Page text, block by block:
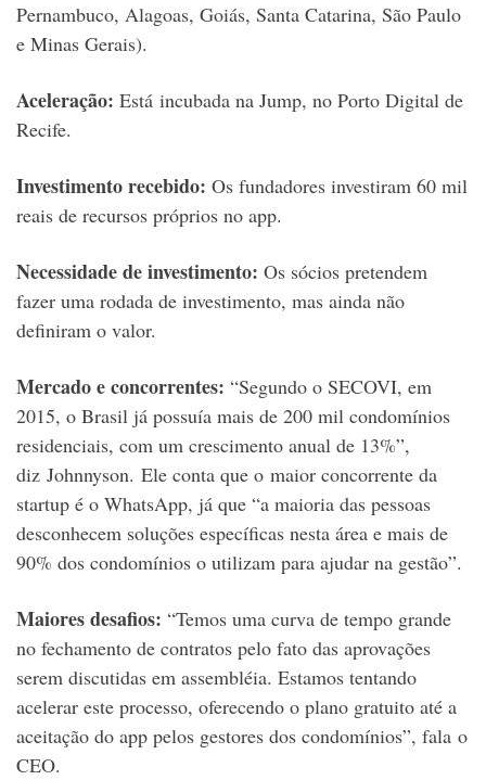
Pernambuco, Alagoas, Goiás, Santa Catarina, São Paulo
e Minas Gerais).
Aceleração: Está incubada na Jump, no Porto Digital de
Recife.
Investimento recebido: Os fundadores investiram 60 mil
reais de recursos próprios no app.
Necessidade de investimento: Os sócios pretendem
fazer uma rodada de investimento, mas ainda não
definiram o valor.
Mercado e concorrentes: “Segundo o SECOVI, em
2015, o Brasil já possuía mais de 200 mil condomínios
residenciais, com um crescimento anual de 13%”,
diz Johnnyson. Ele conta que o maior concorrente da
startup é o WhatsApp, já que “a maioria das pessoas
desconhecem soluções específicas nesta área e mais de
90% dos condomínios o utilizam para ajudar na gestão”.
Maiores desafios: “Temos uma curva de tempo grande
no fechamento de contratos pelo fato das aprovações
serem discutidas em assembléia. Estamos tentando
acelerar este processo, oferecendo o plano gratuito até a
aceitação do app pelos gestores dos condomínios”, fala o
CEO.